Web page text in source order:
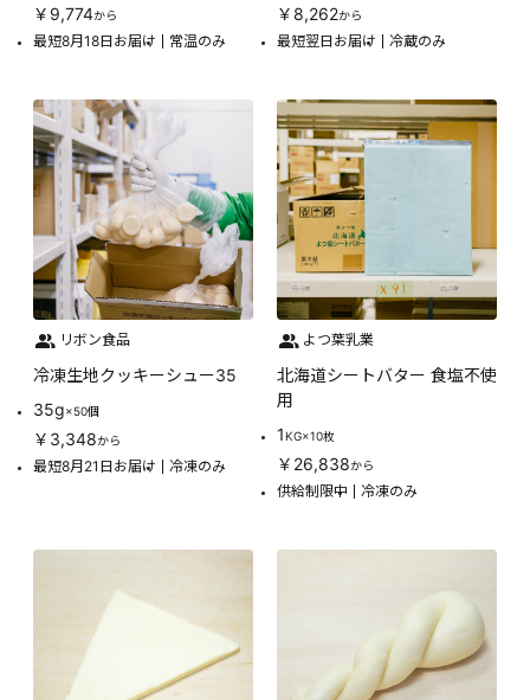
￥9,774から
最短8月18日お届け 常温のみ
￥8,262から
最短翌日お届け 冷蔵のみ
リボン食品
冷凍生地クッキーシュー35
35g×50個
￥3,348から
最短8月21日お届け 冷凍のみ
よつ葉乳業
北海道シートバター 食塩不使
用
1KG×10枚
￥26,838から
供給制限中 冷凍のみ